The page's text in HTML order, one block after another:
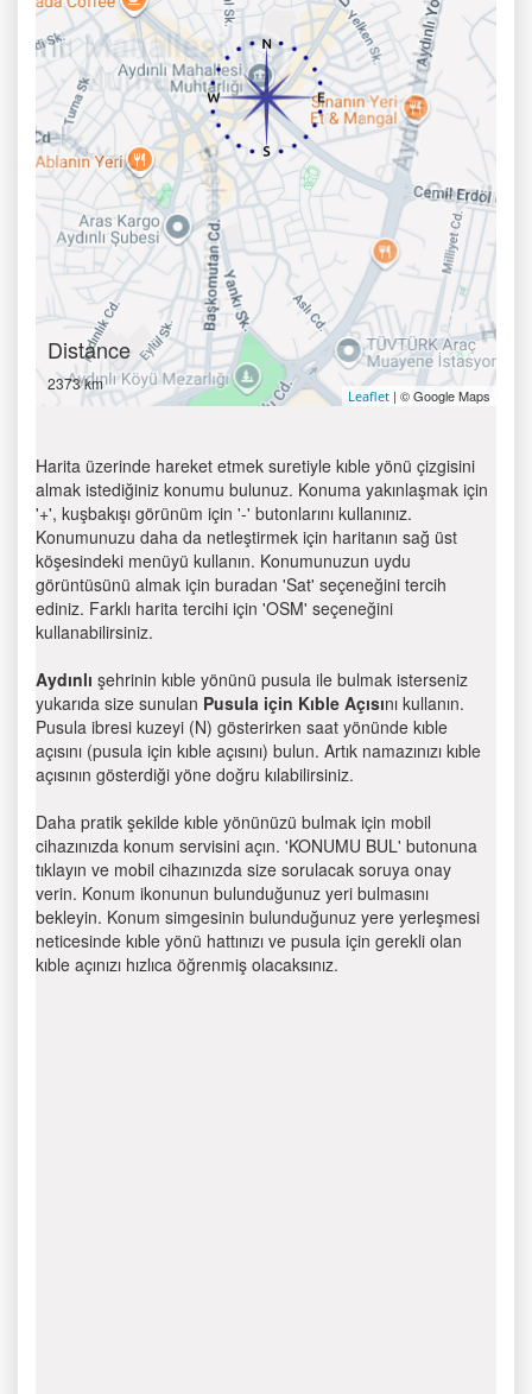
Distance
2373 km
Leaflet | © Google Maps
Harita üzerinde hareket etmek suretiyle kıble yönü çizgisini
almak istediğiniz konumu bulunuz. Konuma yakınlaşmak için
'+', kuşbakışı görünüm için '-' butonlarını kullanınız.
Konumunuzu daha da netleştirmek için haritanın sağ üst
köşesindeki menüyü kullanın. Konumunuzun uydu
görüntüsünü almak için buradan 'Sat' seçeneğini tercih
ediniz. Farklı harita tercihi için 'OSM' seçeneğini
kullanabilirsiniz.
Aydınlı şehrinin kıble yönünü pusula ile bulmak isterseniz
yukarıda size sunulan Pusula için Kıble Açısını kullanın.
Pusula ibresi kuzeyi (N) gösterirken saat yönünde kıble
açısını (pusula için kıble açısını) bulun. Artık namazınızı kıble
açısının gösterdiği yöne doğru kılabilirsiniz.
Daha pratik şekilde kıble yönünüzü bulmak için mobil
cihazınızda konum servisini açın. 'KONUMU BUL' butonuna
tıklayın ve mobil cihazınızda size sorulacak soruya onay
verin. Konum ikonunun bulunduğunuz yeri bulmasını
bekleyin. Konum simgesinin bulunduğunuz yere yerleşmesi
neticesinde kıble yönü hattınızı ve pusula için gerekli olan
kıble açınızı hızlıca öğrenmiş olacaksınız.